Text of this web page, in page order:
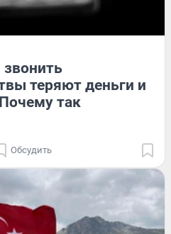
теряют деньги и
так
Обсудить